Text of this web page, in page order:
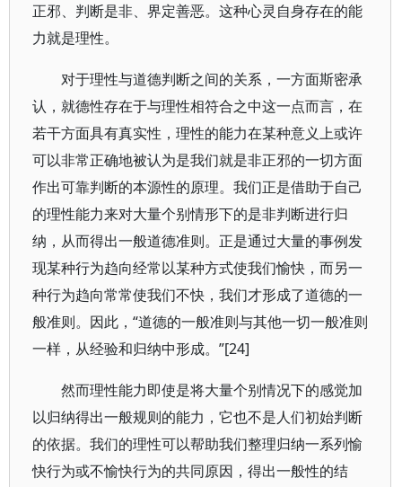
正邪、判断是非、界定善恶。这种心灵自身存在的能
力就是理性。
对于理性与道德判断之间的关系，一方面斯密承
认，就德性存在于与理性相符合之中这一点而言，在
若干方面具有真实性，理性的能力在某种意义上或许
可以非常正确地被认为是我们就是非正邪的一切方面
作出可靠判断的本源性的原理。我们正是借助于自己
的理性能力来对大量个别情形下的是非判断进行归
纳，从而得出一般道德准则。正是通过大量的事例发
现某种行为趋向经常以某种方式使我们愉快，而另一
种行为趋向常常使我们不快，我们才形成了道德的一
般准则。因此，“道德的一般准则与其他一切一般准则
一样，从经验和归纳中形成。”[24]
然而理性能力即使是将大量个别情况下的感觉加
以归纳得出一般规则的能力，它也不是人们初始判断
的依据。我们的理性可以帮助我们整理归纳一系列愉
快行为或不愉快行为的共同原因，得出一般性的结